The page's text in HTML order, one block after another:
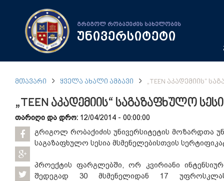
გრიგოლ რობაქიძის სახელობის
უნივერსიტეტი
ᲛᲗᲐᲕᲐᲠᲘ ᲧᲕᲔᲚᲐ ᲐᲮᲐᲚᲘ ᲐᲛᲑᲐᲕᲘ „TEEN ᲐᲙᲐᲓᲔᲛᲘᲘᲡ“
„TEEN აკადემიის“ საგაზაფხულო
თარიღი და დრო: 12/04/2014 - 00:00:00
გრიგოლ რობაქიძის უნივერსიტეტის მოზარდთა
საგაზაფხულო სესია მსმენელებისთვის
პროექტის ფარგლებში, ორ კვირიანი
შედეგად 30 მსმენელიდან 17